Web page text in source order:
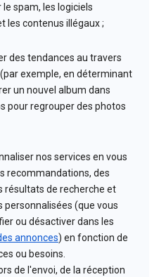
spam, les logiciels
les contenus illégaux ;
des tendances au travers
exemple, en déterminant
un nouvel album dans
pour regrouper des photos
nos services en vous
recommandations, des
résultats de recherche et
personnalisées (que vous
ou désactiver dans les
annonces) en fonction de
ou besoins.
de l'envoi, de la réception